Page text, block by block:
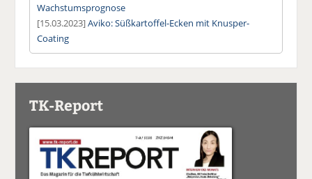
Wachstumsprognose
[15.03.2023]Aviko: Süßkartoffel-Ecken mit Knusper-
Coating
TK-Report